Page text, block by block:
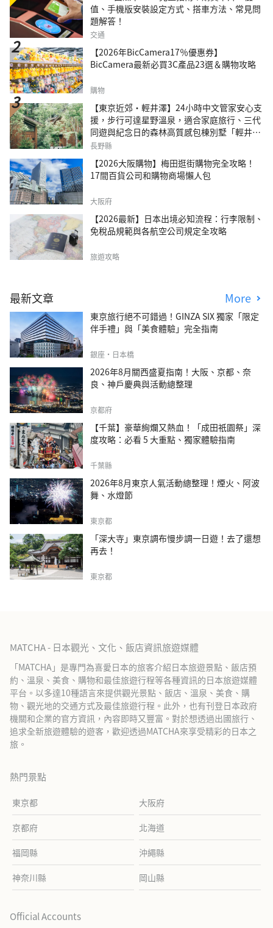
值、手機版安裝設定方式、搭車方法、常見問
題解答！
交通
【2026年BicCamera17％優惠券】
BicCamera最新必買3C產品23選＆購物攻略
購物
【東京近郊・輕井澤】24小時中文管家安心支
援，步行可達星野溫泉，適合家庭旅行、三代
同遊與紀念日的森林高質感包棟別墅「輕井澤
森四季VILLA」
長野縣
【2026大阪購物】梅田逛街購物完全攻略！
17間百貨公司和購物商場懶人包
大阪府
【2026最新】日本出境必知流程：行李限制、
免稅品規範與各航空公司規定全攻略
旅遊攻略
最新文章 More
東京旅行絕不可錯過！GINZA SIX 獨家「限定
伴手禮」與「美食體驗」完全指南
銀座・日本橋
2026年8月關西盛夏指南！大阪、京都、奈
良、神戶慶典與活動總整理
京都府
【千葉】豪華絢爛又熱血！「成田祇園祭」深
度攻略：必看 5 大重點、獨家體驗指南
千葉縣
2026年8月東京人氣活動總整理！煙火、阿波
舞、水燈節
東京都
「深大寺」東京調布慢步調一日遊！去了還想
再去！
東京都
MATCHA - 日本觀光、文化、飯店資訊旅遊媒體
「MATCHA」是專門為喜愛日本的旅客介紹日本旅遊景點、飯店預
約、溫泉、美食、購物和最佳旅遊行程等各種資訊的日本旅遊媒體
平台。以多達10種語言來提供觀光景點、飯店、溫泉、美食、購
物、觀光地的交通方式及最佳旅遊行程。此外，也有刊登日本政府
機關和企業的官方資訊，內容即時又豐富。對於想透過出國旅行、
追求全新旅遊體驗的遊客，歡迎透過MATCHA來享受精彩的日本之
旅。
熱門景點
東京都 大阪府
京都府 北海道
福岡縣 沖繩縣
神奈川縣 岡山縣
Official Accounts